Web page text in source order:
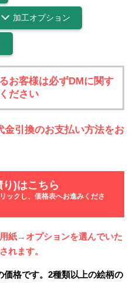
加工オプション
お客様は必ずDMに関す
ださい
金引換のお支払い方法をお
)はこちら
ックし、価格表へお進みくださ
紙→オプションを選んでいた
れます。
格です。2種類以上の絵柄の